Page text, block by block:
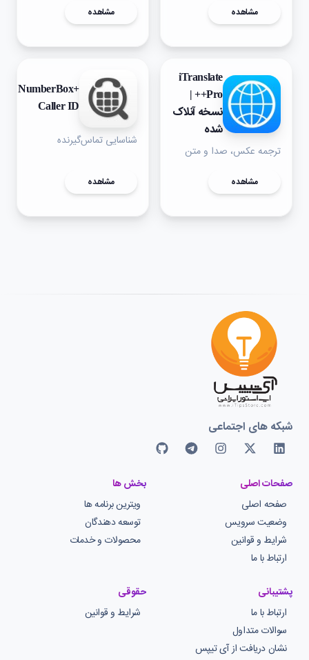
مشاهده مشاهده
iTranslate
Pro++ |
نسخه آنلاک
شده
ترجمه عکس، صدا و متن
مشاهده
NumberBox+
Caller ID
شناسایی تماس‌گیرنده
مشاهده
شبکه های اجتماعی
صفحات اصلی
صفحه اصلی
وضعیت سرویس
شرایط و قوانین
ارتباط با ما
بخش ها
ویترین برنامه ها
توسعه دهندگان
محصولات و خدمات
پشتیبانی
ارتباط با ما
سوالات متداول
نشان دریافت از آی تیپس
حقوقی
شرایط و قوانین